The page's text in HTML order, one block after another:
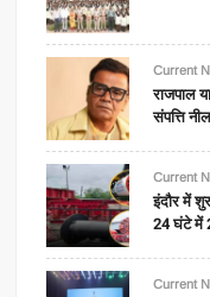
Current
राजपाल
संपत्ति
Current
इंदौर में
24 घंटे में
Current